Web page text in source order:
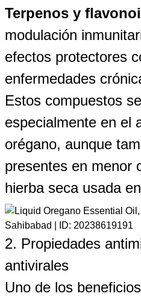
Terpenos y
modulación
efectos protectores
enfermedades
Estos compuestos
especialmente en el
orégano, aunque
presentes en menor
hierba seca usada
2. Propiedades
antivirales
Uno de los